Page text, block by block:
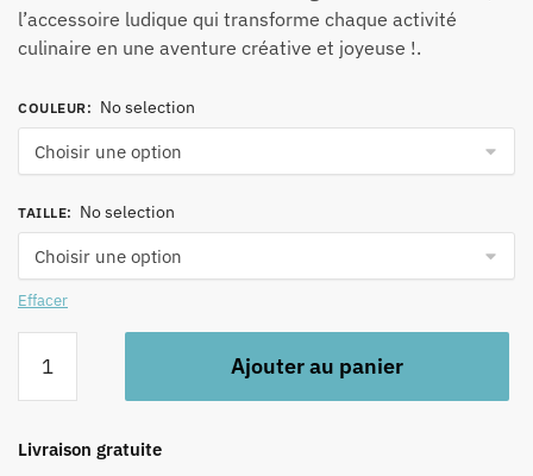
l’accessoire ludique qui transforme chaque activité
culinaire en une aventure créative et joyeuse !.
COULEUR: No selection
TAILLE: No selection
Effacer
Tablier
orange
Ajouter au panier
Livraison gratuite